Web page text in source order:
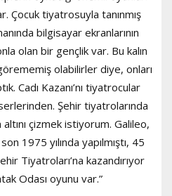
Çocuk tiyatrosuyla tanınmış
bilgisayar ekranlarının
olan bir gençlik var. Bu kalın
olabilirler diye, onları
Cadı Kazanı’nı tiyatrocular
Şehir tiyatrolarında
altını çizmek istiyorum. Galileo,
1975 yılında yapılmıştı, 45
Tiyatroları’na kazandırıyor
Odası oyunu var.”